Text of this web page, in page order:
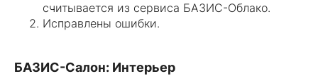
считывается из сервиса БАЗИС-Облако.
Исправлены ошибки.
БАЗИС-Салон: Интерьер